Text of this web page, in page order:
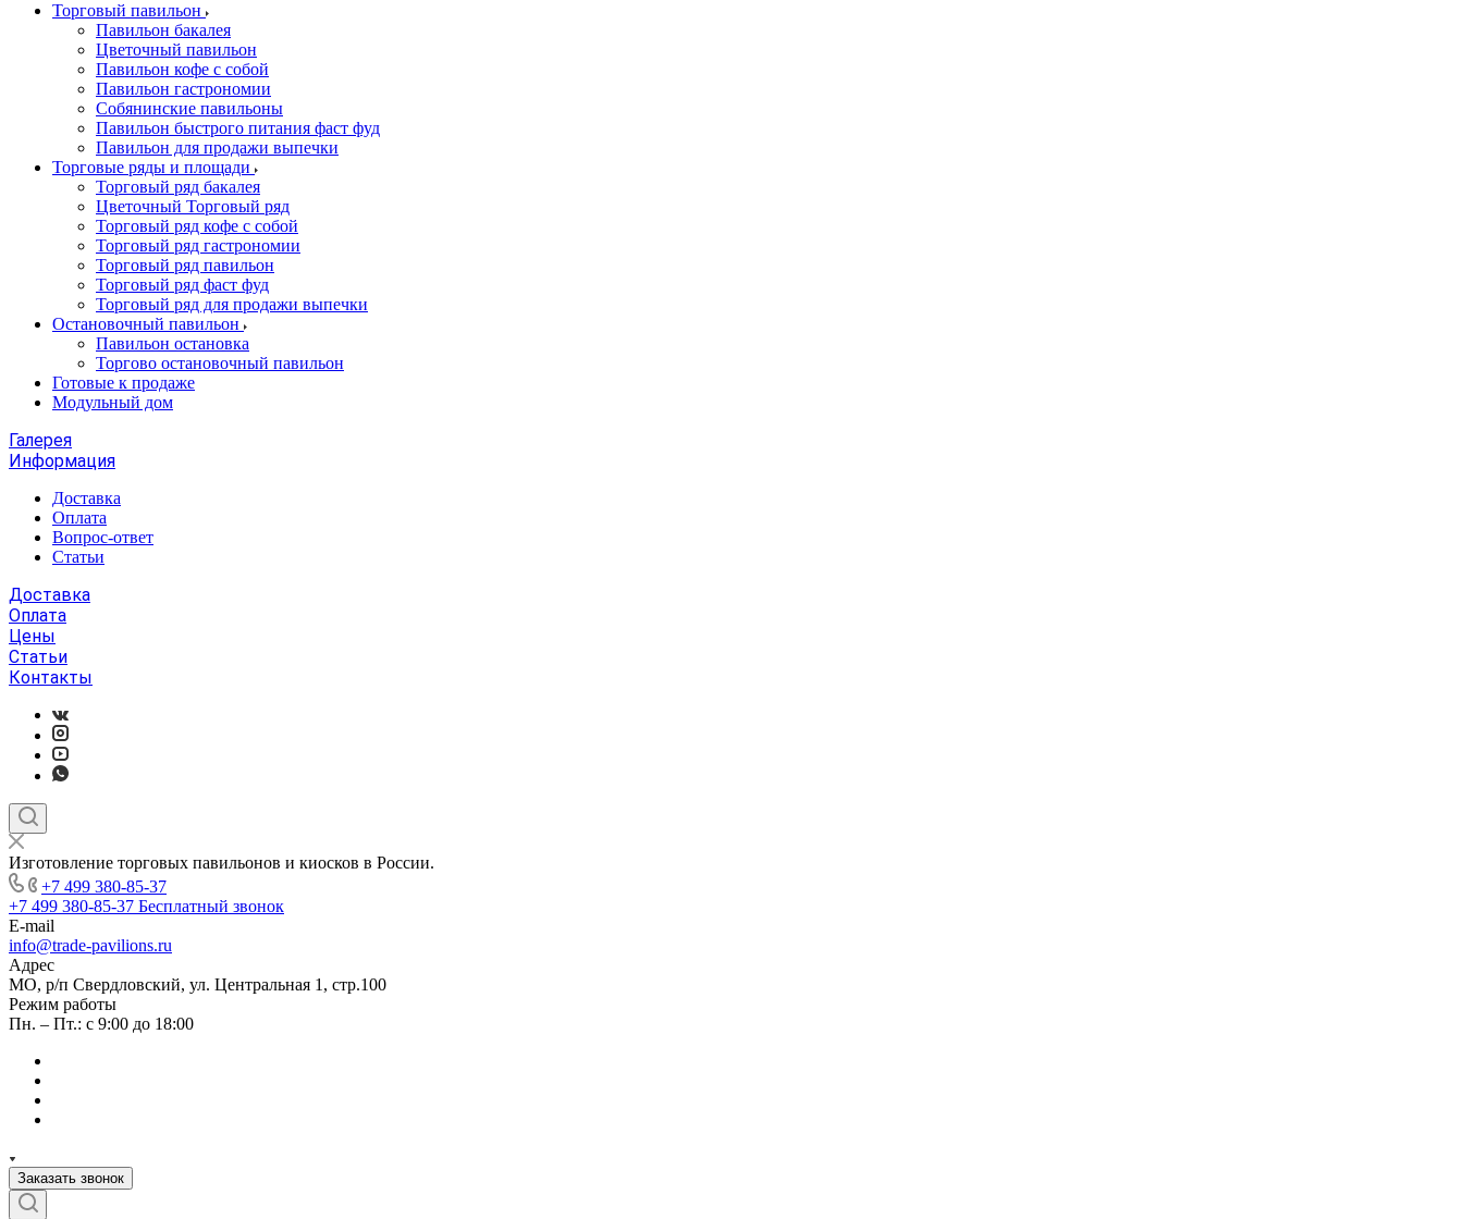
Торговый павильон
Павильон бакалея
Цветочный павильон
Павильон кофе с собой
Павильон гастрономии
Собянинские павильоны
Павильон быстрого питания фаст фуд
Павильон для продажи выпечки
Торговые ряды и площади
Торговый ряд бакалея
Цветочный Торговый ряд
Торговый ряд кофе с собой
Торговый ряд гастрономии
Торговый ряд павильон
Торговый ряд фаст фуд
Торговый ряд для продажи выпечки
Остановочный павильон
Павильон остановка
Торгово остановочный павильон
Готовые к продаже
Модульный дом
Галерея
Информация
Доставка
Оплата
Вопрос-ответ
Статьи
Доставка
Оплата
Цены
Статьи
Контакты
Изготовление торговых павильонов и киосков в России.
+7 499 380-85-37
+7 499 380-85-37 Бесплатный звонок
E-mail
info@trade-pavilions.ru
Адрес
МО, р/п Свердловский, ул. Центральная 1, стр.100
Режим работы
Пн. – Пт.: с 9:00 до 18:00
Заказать звонок